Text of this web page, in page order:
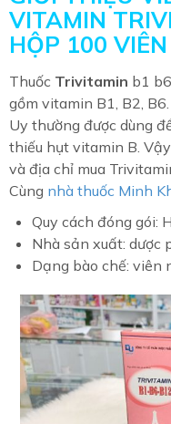
VITAMIN
HỘP 100 VIÊN
Thuốc Trivitamin b1
gồm vitamin B1, B2,
Uy thường được dùng
thiếu hụt vitamin B.
và địa chỉ mua
Cùng nhà thuốc Minh
Quy cách đóng gói:
Nhà sản xuất: dược
Dạng bào chế: viên